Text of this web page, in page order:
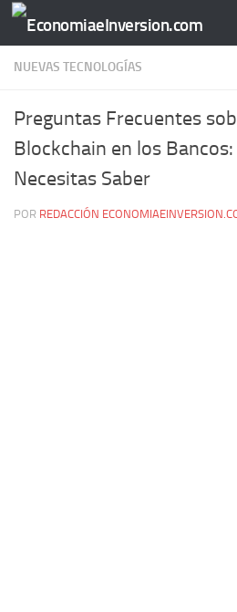
Saltar al contenido
NUEVAS TECNOLOGÍAS
Preguntas Frecuentes
Blockchain en los
Necesitas Saber
POR REDACCIÓN